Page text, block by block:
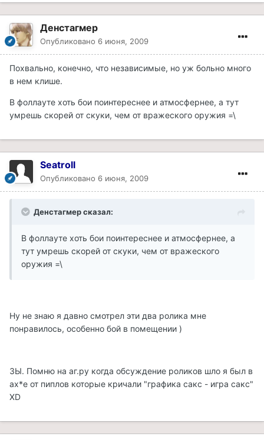
Денстагмер
Опубликовано 6 июня, 2009
Похвально, конечно, что независимые, но уж больно много
в нем клише.
В фоллауте хоть бои поинтереснее и атмосфернее, а тут
умрешь скорей от скуки, чем от вражеского оружия =\
Seatroll
Опубликовано 6 июня, 2009
Денстагмер сказал:
В фоллауте хоть бои поинтереснее и атмосфернее, а
тут умрешь скорей от скуки, чем от вражеского
оружия =\
Ну не знаю я давно смотрел эти два ролика мне
понравилось, особенно бой в помещении )
ЗЫ. Помню на аг.ру когда обсуждение роликов шло я был в
ах*е от пиплов которые кричали "графика сакс - игра сакс"
XD